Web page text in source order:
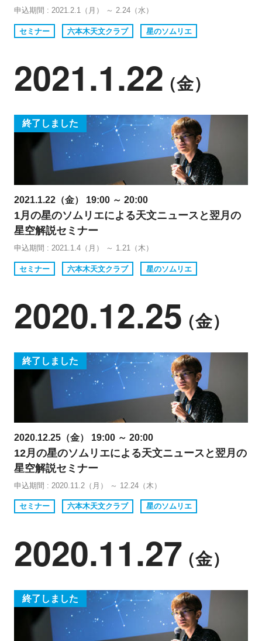
申込期間 : 2021.2.1（月） ～ 2.24（水）
セミナー 六本木天文クラブ 星のソムリエ
2021.1.22（金）
終了しました
2021.1.22（金） 19:00 ～ 20:00
1月の星のソムリエによる天文ニュースと翌月の
星空解説セミナー
申込期間 : 2021.1.4（月） ～ 1.21（木）
セミナー 六本木天文クラブ 星のソムリエ
2020.12.25（金）
終了しました
2020.12.25（金） 19:00 ～ 20:00
12月の星のソムリエによる天文ニュースと翌月の
星空解説セミナー
申込期間 : 2020.11.2（月） ～ 12.24（木）
セミナー 六本木天文クラブ 星のソムリエ
2020.11.27（金）
終了しました